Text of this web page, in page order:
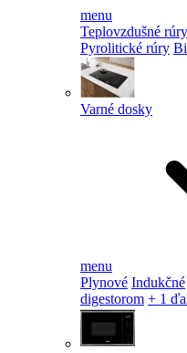
menu
Teplovzdušné rúry
Pyrolitické rúry
Varné dosky
menu
Plynové Indukčné
digestorom + 1